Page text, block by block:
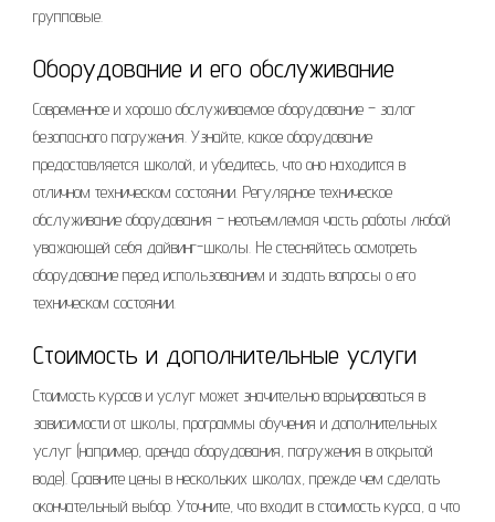
групповые.
Оборудование и его обслуживание
Современное и хорошо обслуживаемое оборудование – залог
безопасного погружения. Узнайте, какое оборудование
предоставляется школой, и убедитесь, что оно находится в
отличном техническом состоянии. Регулярное техническое
обслуживание оборудования – неотъемлемая часть работы любой
уважающей себя дайвинг-школы. Не стесняйтесь осмотреть
оборудование перед использованием и задать вопросы о его
техническом состоянии.
Стоимость и дополнительные услуги
Стоимость курсов и услуг может значительно варьироваться в
зависимости от школы, программы обучения и дополнительных
услуг (например, аренда оборудования, погружения в открытой
воде). Сравните цены в нескольких школах, прежде чем сделать
окончательный выбор. Уточните, что входит в стоимость курса, а что